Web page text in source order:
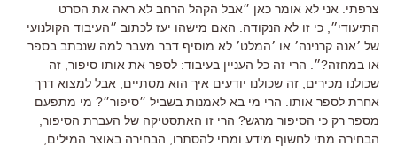
צרפתי. אני לא אומר כאן ״אבל הקהל הרחב לא ראה את הסרט
התיעודי״, כי זו לא הנקודה. האם מישהו יעז לכתוב ״העיבוד הקולנועי
של ׳אנה קרנינה׳ או ׳המלט׳ לא מוסיף דבר מעבר למה שנכתב בספר
או במחזה?״. הרי זה כל העניין בעיבוד: לספר את אותו סיפור, זה
שכולנו מכירים, זה שכולנו יודעים איך הוא מסתיים, אבל למצוא דרך
אחרת לספר אותו. הרי מי בא לאמנות בשביל ״סיפור״? מי מתפעם
מספר רק כי הסיפור מרגש? הרי זו האתסטיקה של העברת הסיפור,
הבחירה מתי לחשוף מידע ומתי להסתרו, הבחירה באוצר המילים,